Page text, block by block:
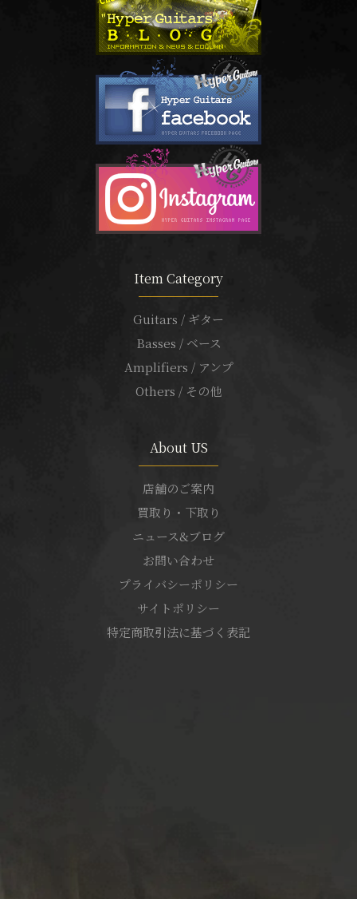
Item Category
Guitars / ギター
Basses / ベース
Amplifiers / アンプ
Others / その他
About US
店舗のご案内
買取り・下取り
ニュース&ブログ
お問い合わせ
プライバシーポリシー
サイトポリシー
特定商取引法に基づく表記